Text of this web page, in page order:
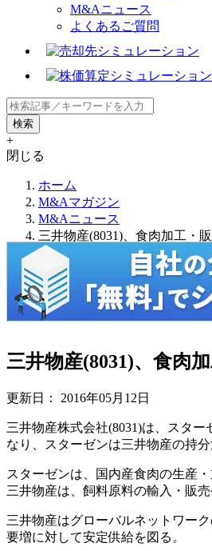
M&Aニュース
よくあるご質問
+
閉じる
ホーム
M&Aマガジン
M&Aニュース
三井物産(8031)、食肉加工・
三井物産(8031)、食肉
更新日： 2016年05月12日
三井物産株式会社(8031)は、スタ
なり、スターゼンは三井物産の持分
スターゼンは、国内産食肉の生産
三井物産は、飼料原料の輸入・販
三井物産はグローバルネットワー
要増に対して安定供給を図る。